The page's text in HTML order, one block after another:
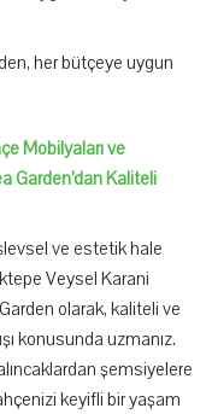
her bütçeye uygun
Mobilyaları ve
Garden’dan Kaliteli
ve estetik hale
Veysel Karani
olarak, kaliteli ve
konusunda uzmanız.
şemsiyelere
keyifli bir yaşam